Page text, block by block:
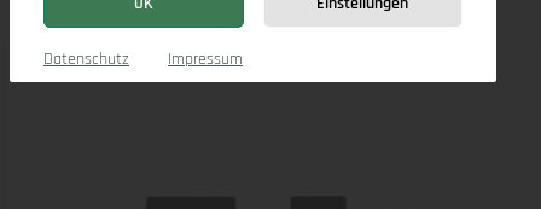
Bildergalerie überspringen
Datenschutz Impressum